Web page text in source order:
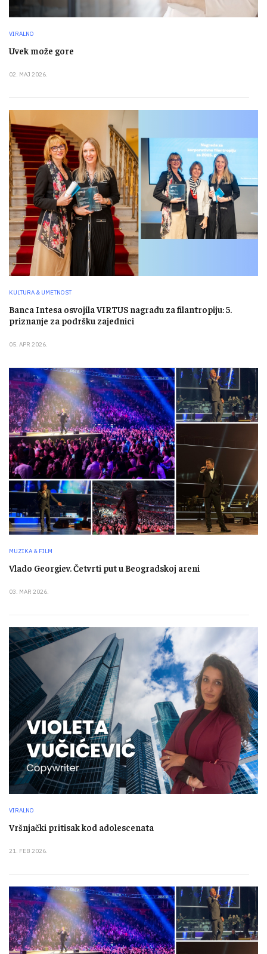
VIRALNO
Uvek može gore
02. MAJ 2026.
KULTURA & UMETNOST
Banca Intesa osvojila VIRTUS nagradu za filantropiju: 5.
priznanje za podršku zajednici
05. APR 2026.
MUZIKA & FILM
Vlado Georgiev. Četvrti put u Beogradskoj areni
03. MAR 2026.
VIRALNO
Vršnjački pritisak kod adolescenata
21. FEB 2026.